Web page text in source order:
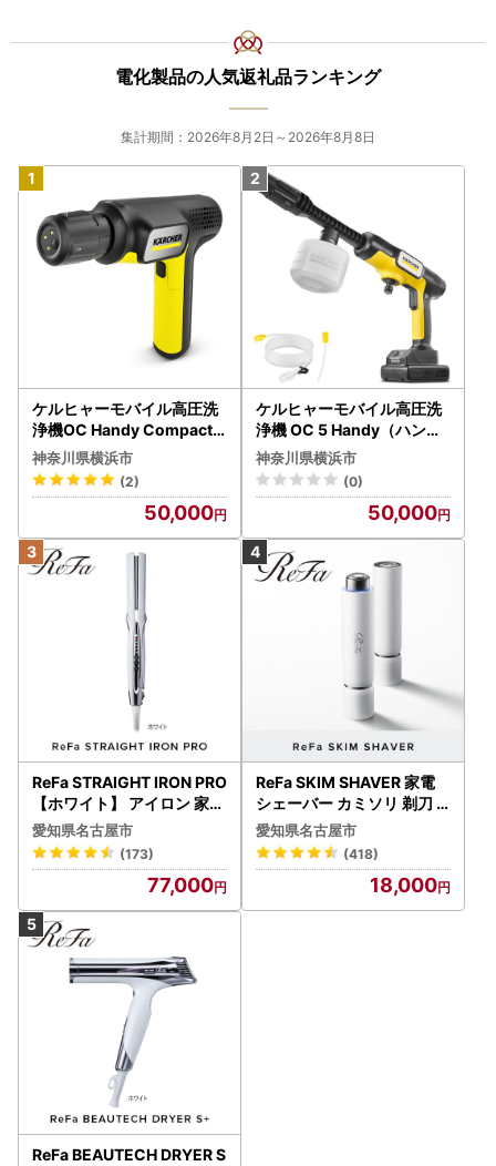
電化製品の人気返礼品ランキング
集計期間：2026年8月2日～2026年8月8日
ケルヒャーモバイル高圧洗
浄機OC Handy Compact
（ハンディエア） APV000
7
神奈川県横浜市
(2)
50,000
ケルヒャーモバイル高圧洗
浄機 OC 5 Handy（ハンデ
ィジェット） APV0006
神奈川県横浜市
(0)
50,000
ReFa STRAIGHT IRON PRO
【ホワイト】 アイロン 家電
美容 リファ アイロン
愛知県名古屋市
(173)
77,000
ReFa SKIM SHAVER 家電
シェーバー カミソリ 剃刀
シェーバー
愛知県名古屋市
(418)
18,000
ReFa BEAUTECH DRYER S